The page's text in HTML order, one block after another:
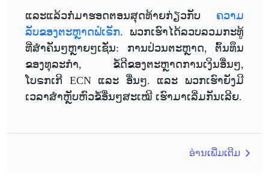
ແລະແລ້ວກໍ່ມາຮອດຕອນສຸດທ້າຍກ່ຽວກັບ ຄວາມ
ລັບຂອງຕະຫຼາດຟໍເຣັກ. ພວກເຮົາໄດ້ລວບລວມກະທູ້
ທີ່ສຳຄັນໆຫຼາຍໆເຊັ່ນ: ການປ່ວນຕະຫຼາດ, ຕົ້ນທຶນ
ຂອງທຸລະກຳ, ຂໍ້ດີຂອງຕະຫຼາດການເງິນອື່ນໆ,
ໂບຣກເກີ ECN ແລະ ອື່ນໆ. ແລະ ພວກເຮົາຍັງມີ
ເວລາສຳຫຼັບຫົວຂໍ້ອື່ນໆສະເໝີ ເຮົາມາເລີ່ມກັນເລີຍ.
ອ່ານເພີ່ມເຕີມ